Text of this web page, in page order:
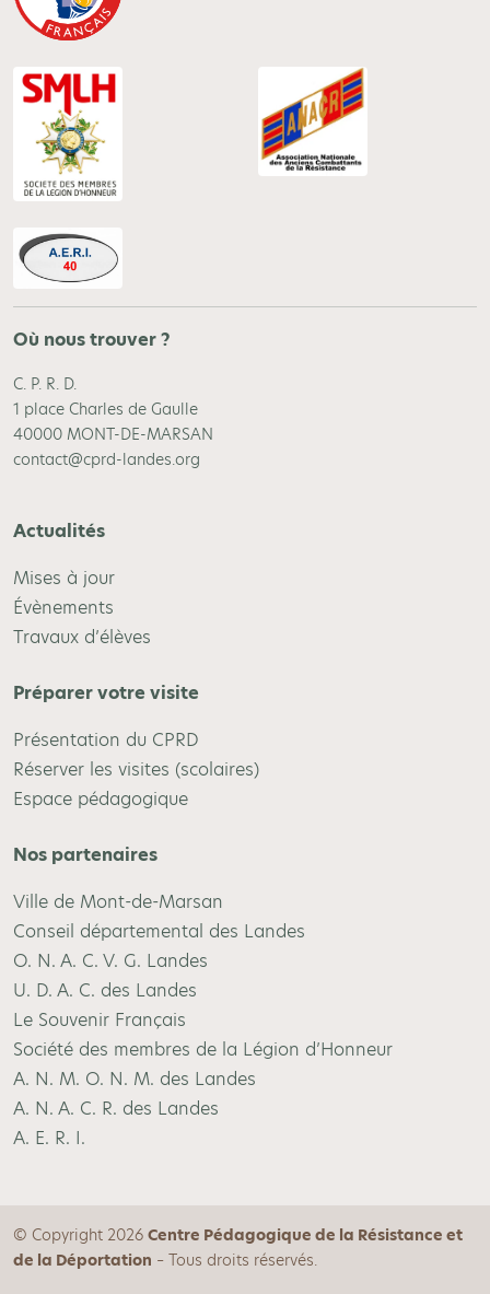
Où nous trouver ?
C. P. R. D.
1 place Charles de Gaulle
40000 MONT-DE-MARSAN
contact@cprd-landes.org
Actualités
Mises à jour
Évènements
Travaux d’élèves
Préparer votre visite
Présentation du CPRD
Réserver les visites (scolaires)
Espace pédagogique
Nos partenaires
Ville de Mont-de-Marsan
Conseil départemental des Landes
O. N. A. C. V. G. Landes
U. D. A. C. des Landes
Le Souvenir Français
Société des membres de la Légion d’Honneur
A. N. M. O. N. M. des Landes
A. N. A. C. R. des Landes
A. E. R. I.
© Copyright 2026 Centre Pédagogique de la Résistance et
de la Déportation – Tous droits réservés.